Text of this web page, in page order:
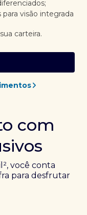
visão integrada
carteira.
com
você conta
para desfrutar